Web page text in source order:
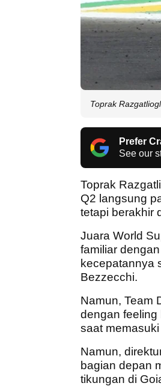
Toprak
Prefer
See our
Toprak
Q2 langsung
tetapi berakhir
Juara World
familiar
kecepatannya
Bezzecchi.
Namun, Team
dengan feeling
saat
Namun,
bagian depan
tikungan di